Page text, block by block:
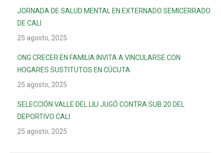
JORNADA DE SALUD MENTAL EN EXTERNADO SEMICERRADO
DE CALI
25 agosto, 2025
ONG CRECER EN FAMILIA INVITA A VINCULARSE CON
HOGARES SUSTITUTOS EN CÚCUTA
25 agosto, 2025
SELECCIÓN VALLE DEL LILI JUGÓ CONTRA SUB 20 DEL
DEPORTIVO CALI
25 agosto, 2025